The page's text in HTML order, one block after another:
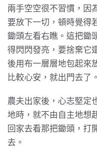
兩手空空很不習慣，因
要放下一切，頓時覺得
鋤頭左看右瞧。這把鋤
得閃閃發亮，要捨棄它
後用布一層層地包起來
比較心安，就出門去了。
農夫出家後，心志堅定
地時，就不由自主地想
回家去看那把鋤頭，打
去。